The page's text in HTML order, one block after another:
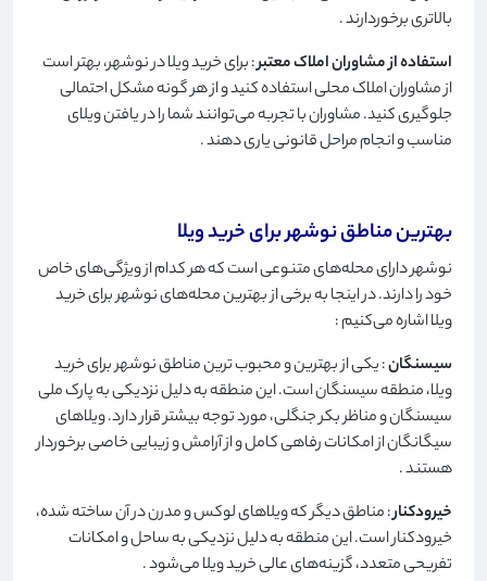
بالاتری برخوردارند.
استفاده از مشاوران املاک معتبر: برای خرید ویلا در نوشهر، بهتر است
از مشاوران املاک محلی استفاده کنید و از هر گونه مشکل احتمالی
جلوگیری کنید. مشاوران با تجربه می‌توانند شما را در یافتن ویلای
مناسب و انجام مراحل قانونی یاری دهند.
بهترین مناطق نوشهر برای خرید ویلا
نوشهر دارای محله‌های متنوعی است که هر کدام از ویژگی‌های خاص
خود را دارند. در اینجا به برخی از بهترین محله‌های نوشهر برای خرید
ویلا اشاره می‌کنیم:
سیسنگان: یکی از بهترین و محبوب ترین مناطق نوشهر برای خرید
ویلا، منطقه سیسنگان است. این منطقه به دلیل نزدیکی به پارک ملی
سیسنگان و مناظر بکر جنگلی، مورد توجه بیشتر قرار دارد. ویلاهای
سیگانگان از امکانات رفاهی کامل و از آرامش و زیبایی خاصی برخوردار
هستند.
خیرودکنار: مناطق دیگر که ویلاهای لوکس و مدرن در آن ساخته شده،
خیرودکنار است. این منطقه به دلیل نزدیکی به ساحل و امکانات
تفریحی متعدد، گزینه‌های عالی خرید ویلا می‌شود.